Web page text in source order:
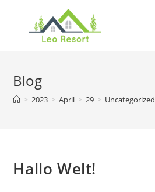
Blog
> 2023 > April > 29 > Uncategorized
Hallo Welt!